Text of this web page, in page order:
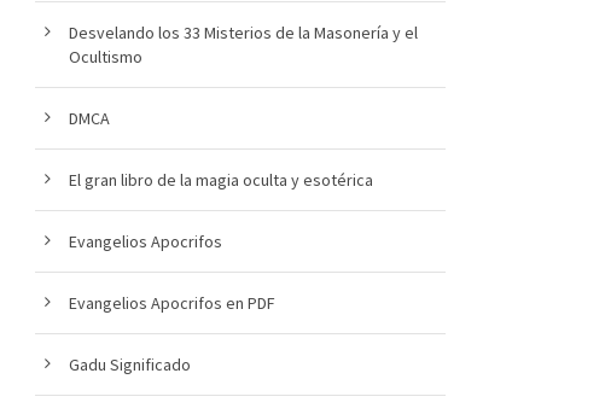
Desvelando los 33 Misterios de la Masonería y el
Ocultismo
DMCA
El gran libro de la magia oculta y esotérica
Evangelios Apocrifos
Evangelios Apocrifos en PDF
Gadu Significado